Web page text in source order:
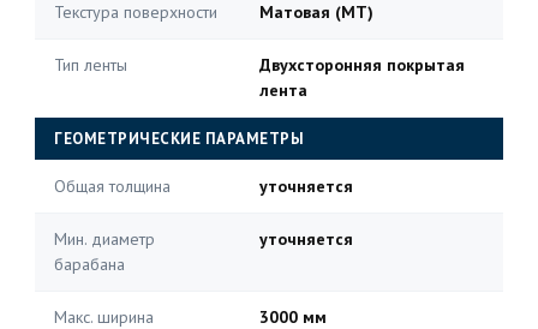
Текстура поверхности Матовая (MT)
Тип ленты
Двухсторонняя покрытая
лента
ГЕОМЕТРИЧЕСКИЕ ПАРАМЕТРЫ
Общая толщина уточняется
Мин. диаметр
барабана
уточняется
Макс. ширина
3000 мм